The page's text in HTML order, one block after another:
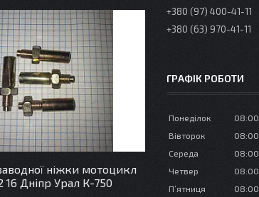
ніжки мотоцикл
16 Дніпр Урал К-750
+380 (97) 400-41-11
+380 (63) 970-41-11
ГРАФІК РОБОТИ
Понеділок 08:00
Вівторок
08:00
Середа
08:00
Четвер
08:00
Пʼятниця
08:00